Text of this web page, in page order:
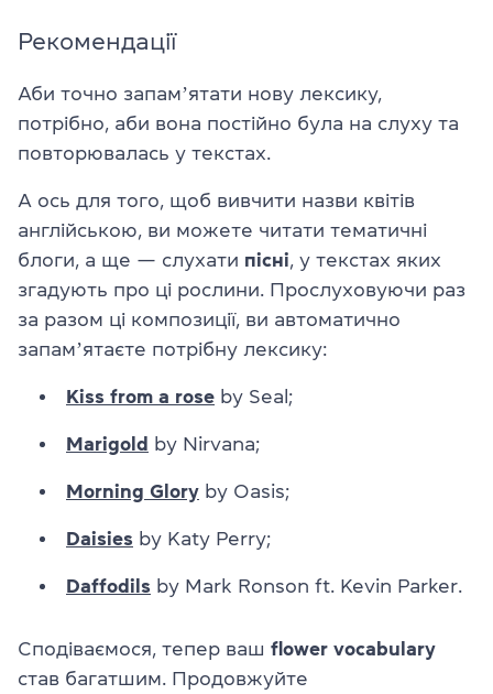
Рекомендації
Аби точно запамʼятати нову лексику,
потрібно, аби вона постійно була на слуху та
повторювалась у текстах.
А ось для того, щоб вивчити назви квітів
англійською, ви можете читати тематичні
блоги, а ще — слухати пісні, у текстах яких
згадують про ці рослини. Прослуховуючи раз
за разом ці композиції, ви автоматично
запамʼятаєте потрібну лексику:
Kiss from a rose by Seal;
Marigold by Nirvana;
Morning Glory by Oasis;
Daisies by Katy Perry;
Daffodils by Mark Ronson ft. Kevin Parker.
Сподіваємося, тепер ваш flower vocabulary
став багатшим. Продовжуйте